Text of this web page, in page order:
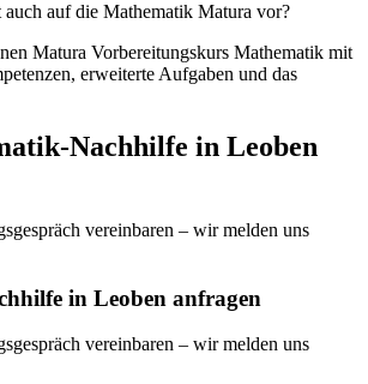
auf die Mathematik Matura vor?
Matura Vorbereitungskurs Mathematik mit
erweiterte Aufgaben und das
-Nachhilfe in Leoben
vereinbaren – wir melden uns
in Leoben anfragen
vereinbaren – wir melden uns